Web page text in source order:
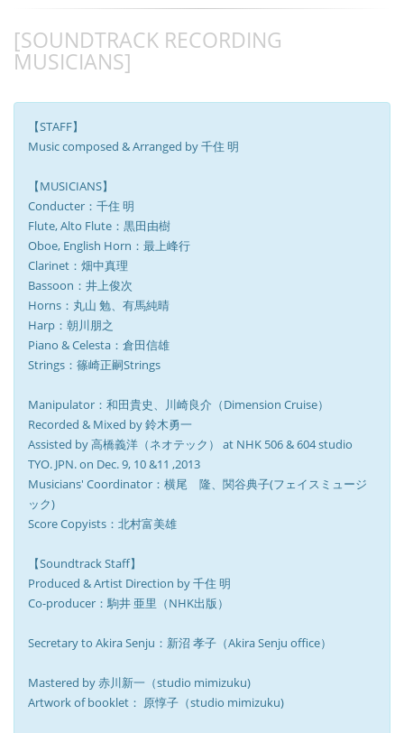
[SOUNDTRACK RECORDING
MUSICIANS]
【STAFF】
Music composed & Arranged by 千住 明
【MUSICIANS】
Conducter：千住 明
Flute, Alto Flute：黒田由樹
Oboe, English Horn：最上峰行
Clarinet：畑中真理
Bassoon：井上俊次
Horns：丸山 勉、有馬純晴
Harp：朝川朋之
Piano & Celesta：倉田信雄
Strings：篠崎正嗣Strings
Manipulator：和田貴史、川崎良介（Dimension Cruise）
Recorded & Mixed by 鈴木勇一
Assisted by 高橋義洋（ネオテック） at NHK 506 & 604 studio
TYO. JPN. on Dec. 9, 10 &11 ,2013
Musicians' Coordinator：横尾 隆、関谷典子(フェイスミュージ
ック)
Score Copyists：北村富美雄
【Soundtrack Staff】
Produced & Artist Direction by 千住 明
Co-producer：駒井 亜里（NHK出版）
Secretary to Akira Senju：新沼 孝子（Akira Senju office）
Mastered by 赤川新一（studio mimizuku)
Artwork of booklet： 原惇子（studio mimizuku)